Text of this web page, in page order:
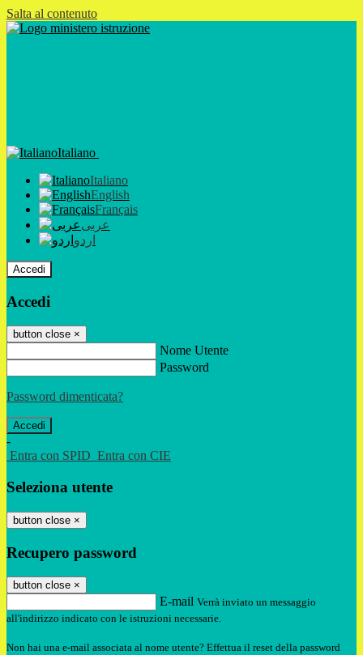
Salta al contenuto
Italiano
Italiano
English
Français
عربى
اردو
Accedi
Accedi
button close ×
Nome Utente
Password
Password dimenticata?
-
Entra con SPID Entra con CIE
Seleziona utente
button close ×
Recupero password
button close ×
E-mail Verrà inviato un messaggio
all'indirizzo indicato con le istruzioni necessarie.
Non hai una e-mail associata al nome utente? Effettua il reset della password